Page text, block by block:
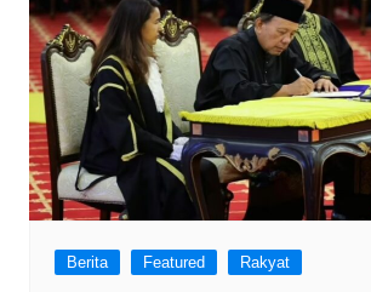
Berita Featured Rakyat